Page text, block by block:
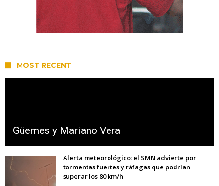
MOST RECENT
Güemes y Mariano Vera
Alerta meteorológico: el SMN advierte por
tormentas fuertes y ráfagas que podrían
superar los 80 km/h